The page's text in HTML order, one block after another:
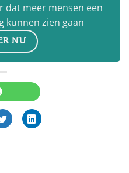
dat meer mensen een
kunnen zien gaan
NU